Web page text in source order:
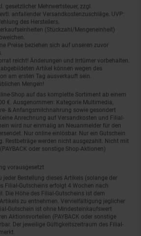
gesetzlicher Mehrwertsteuer, zzgl.
anfallender Versandkostenzuschläge. UVP:
des Herstellers.
(Stückzahl/Mengeneinheit)
Preise beziehen sich auf unseren zuvor
reicht! Änderungen und Irrtümer vorbehalten.
Artikel können wegen des
am ersten Tag ausverkauft sein.
Mengen!
Shop auf das komplette Sortiment ab einem
€. Ausgenommen: Kategorie Multimedia,
& Anfangsmilchnahrung sowie gesondert
Anrechnung auf Versandkosten und Filial-
wird nur einmalig an Neuanmelder für den
Nur online einlösbar. Nur ein Gutschein
Restbeträge werden nicht ausgezahlt. Nicht mit
oder sonstige Shop-Aktionen)
vorausgesetzt
jeder Bestellung dieses Artikels (solange der
Filial-Gutscheins erfolgt 4 Wochen nach
Die Höhe des Filial-Gutscheins ist dem
zu entnehmen. Vervielfältigung jeglicher
Gutschein ist ohne Mindesteinkaufswert
Aktionsvorteilen (PAYBACK oder sonstige
Der jeweilige Gültigkeitszeitraum des Filial-